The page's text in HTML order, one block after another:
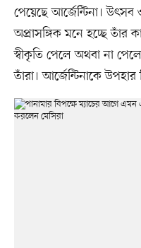
পেয়েছে আর্জেন্টিনা।
অপ্রাসঙ্গিক মনে হচ্ছে তাঁর
স্বীকৃতি পেলে অথবা না
তাঁরা। আর্জেন্টিনাকে